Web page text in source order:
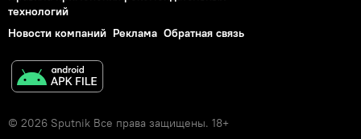
технологий
Новости компаний Реклама Обратная связь
© 2026 Sputnik Все права защищены. 18+